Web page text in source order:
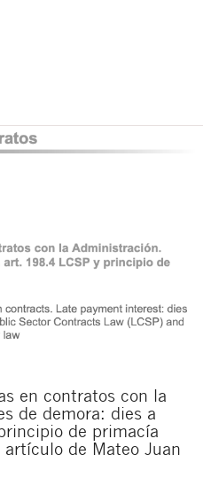
en contratos con la
de demora: dies a
de primacía
de Mateo Juan